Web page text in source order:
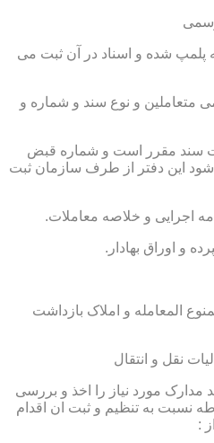
پلمپ شده و اسناد در آن ثبت می
متعاملین و نوع سند و شماره و
سند مقرر است و شماره قبض
این دفتر از طرف سازمان ثبت
المعامله و املاک بازداشت
نقل و انتقال
مدارک مورد نیاز را اخذ و بررسی
نسبت به تنظیم و ثبت ان اقدام
: